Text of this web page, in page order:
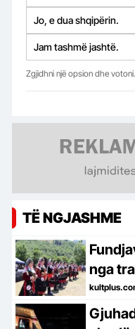
Jo, e dua shqipërin.
Jam tashmë jashtë.
Zgjidhni një opsion dhe votoni.
TË NGJASHME
nga